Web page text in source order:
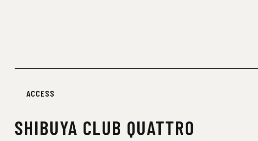
ACCESS
SHIBUYA CLUB QUATTRO